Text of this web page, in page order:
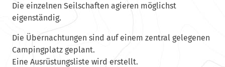
Die einzelnen Seilschaften agieren möglichst
eigenständig.
Die Übernachtungen sind auf einem zentral gelegenen
Campingplatz geplant.
Eine Ausrüstungsliste wird erstellt.